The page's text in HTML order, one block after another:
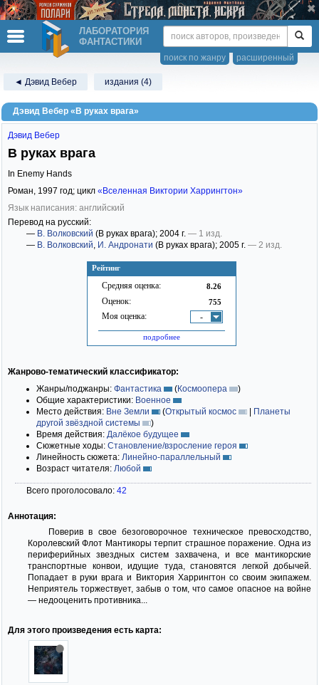
ЛАБОРАТОРИЯ
ФАНТАСТИКИ
расширенный
поиск по жанру
◄ Дэвид Вебер издания (4)
Дэвид Вебер «В руках врага»
Рейтинг
Средняя оценка: 8.26
Оценок: 755
Моя оценка: -
подробнее
Дэвид Вебер
В руках врага
In Enemy Hands
Роман, 1997 год; цикл «Вселенная Виктории Харрингтон»
Язык написания: английский
Перевод на русский:
— В. Волковский (В руках врага); 2004 г. — 1 изд.
— В. Волковский, И. Андронати (В руках врага); 2005 г. — 2 изд.
Жанрово-тематический классификатор:
Жанры/поджанры: Фантастика (Космоопера
)
Общие характеристики: Военное
Место действия: Вне Земли (Открытый космос | Планеты
другой звёздной системы
)
Время действия: Далёкое будущее
Сюжетные ходы: Становление/взросление героя
Линейность сюжета: Линейно-параллельный
Возраст читателя: Любой
Всего проголосовало: 42
Аннотация:
Поверив в свое безоговорочное техническое превосходство,
Королевский Флот Мантикоры терпит страшное поражение. Одна из
периферийных звездных систем захвачена, и все мантикорские
транспортные конвои, идущие туда, становятся легкой добычей.
Попадает в руки врага и Виктория Харрингтон со своим экипажем.
Неприятель торжествует, забыв о том, что самое опасное на войне
— недооценить противника...
Для этого произведения есть карта: